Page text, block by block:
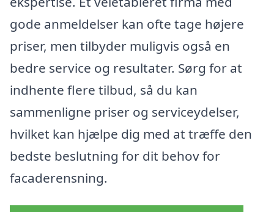
gode anmeldelser kan ofte tage højere
priser, men tilbyder muligvis også en
bedre service og resultater. Sørg for at
indhente flere tilbud, så du kan
sammenligne priser og serviceydelser,
hvilket kan hjælpe dig med at træffe den
bedste beslutning for dit behov for
facaderensning.